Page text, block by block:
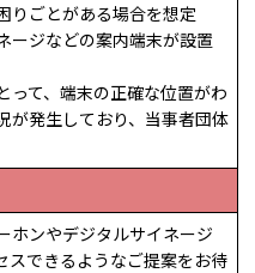
りごとがある場合を想定
ージなどの案内端末が設置
って、端末の正確な位置がわ
が発生しており、当事者団体
ホンやデジタルサイネージ
スできるようなご提案をお待